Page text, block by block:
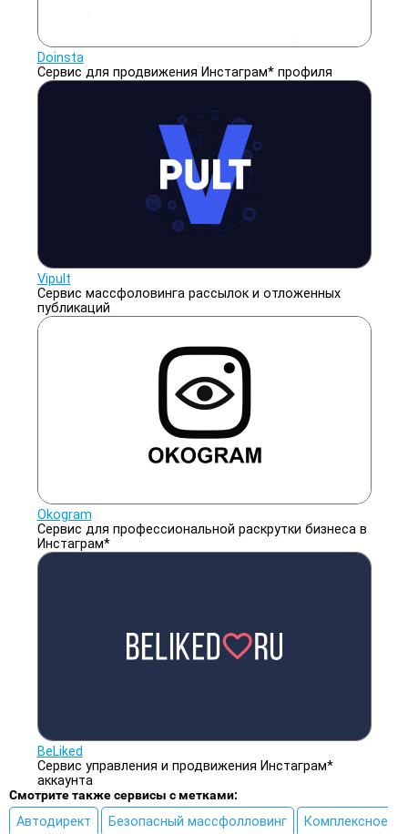
Doinsta
Сервис для продвижения Инстаграм* профиля
Vipult
Сервис массфоловинга рассылок и отложенных
публикаций
Okogram
Сервис для профессиональной раскрутки бизнеса в
Инстаграм*
BeLiked
Сервис управления и продвижения Инстаграм*
аккаунта
Смотрите также сервисы с метками:
Автодирект
Безопасный массфолловинг Комплексное